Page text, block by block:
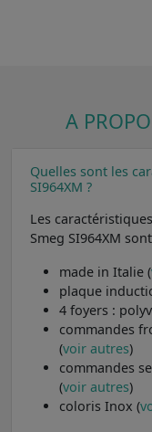
A
Quelles sont les
SI964XM ?
Les
Smeg SI964XM
made in Italie (
plaque
4 foyers :
commandes
(voir autres)
commandes
(voir autres)
coloris Inox (